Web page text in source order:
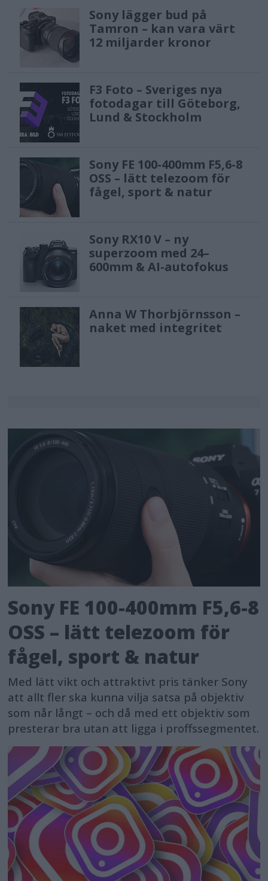
Sony lägger bud på
Tamron – kan vara värt
12 miljarder kronor
F3 Foto – Sveriges nya
fotodagar till Göteborg,
Lund & Stockholm
Sony FE 100-400mm F5,6-8
OSS – lätt telezoom för
fågel, sport & natur
Sony RX10 V – ny
superzoom med 24–
600mm & AI-autofokus
Anna W Thorbjörnsson –
naket med integritet
Sony FE 100-400mm F5,6-8
OSS – lätt telezoom för
fågel, sport & natur
Med lätt vikt och attraktivt pris tänker Sony
att allt fler ska kunna vilja satsa på objektiv
som når långt – och då med ett objektiv som
presterar bra utan att ligga i proffssegmentet.